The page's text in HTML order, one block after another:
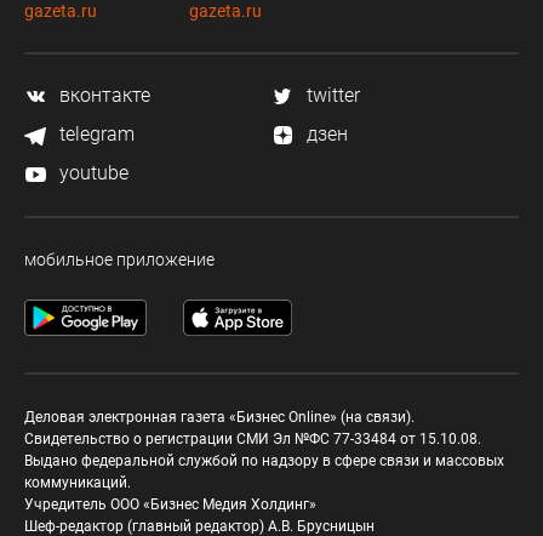
gazeta.ru
gazeta.ru
вконтакте
twitter
telegram
дзен
youtube
мобильное приложение
Деловая электронная газета «Бизнес Online» (на связи).
Свидетельство о регистрации СМИ Эл №ФС 77-33484 от 15.10.08.
Выдано федеральной службой по надзору в сфере связи и массовых
коммуникаций.
Учредитель ООО «Бизнес Медия Холдинг»
Шеф-редактор (главный редактор) А.В. Брусницын